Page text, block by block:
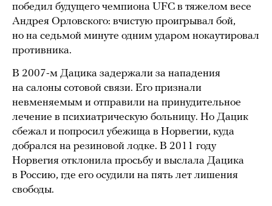
победил будущего чемпиона UFC в тяжелом весе
Андрея Орловского: вчистую проигрывал бой,
но на седьмой минуте одним ударом нокаутировал
противника.
В 2007-м Дацика задержали за нападения
на салоны сотовой связи. Его признали
невменяемым и отправили на принудительное
лечение в психиатрическую больницу. Но Дацик
сбежал и попросил убежища в Норвегии, куда
добрался на резиновой лодке. В 2011 году
Норвегия отклонила просьбу и выслала Дацика
в Россию, где его осудили на пять лет лишения
свободы.